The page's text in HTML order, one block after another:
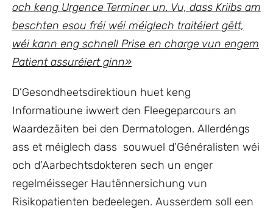
och keng Urgence Terminer un. Vu, dass Kriibs am
beschten esou fréi wéi méiglech traitéiert gëtt,
wéi kann eng schnell Prise en charge vun engem
Patient assuréiert ginn»
D’Gesondheetsdirektioun huet keng
Informatioune iwwert den Fleegeparcours an
Waardezäiten bei den Dermatologen. Allerdéngs
ass et méiglech dass souwuel d’Généralisten wéi
och d’Aarbechtsdokteren sech un enger
regelméisseger Hautënnersichung vun
Risikopatienten bedeelegen. Ausserdem soll een